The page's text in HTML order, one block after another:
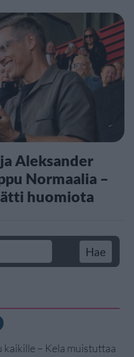
Aleksander
Normaalia –
huomiota
kaikille – Kela muistuttaa